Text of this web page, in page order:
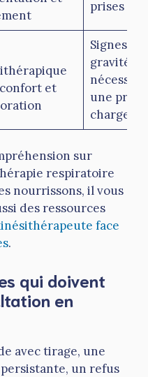
prises
et
Signes de
gravité
une prise
charge
sur
respiratoire
nourrissons, il vous
des ressources
face
.
qui doivent
en
avec tirage, une
un refus